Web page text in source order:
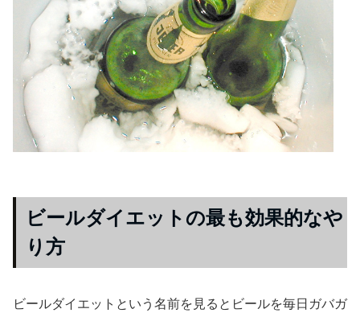
ビールダイエットの最も効果的なや
り方
ビールダイエットという名前を見るとビールを毎日ガバガ